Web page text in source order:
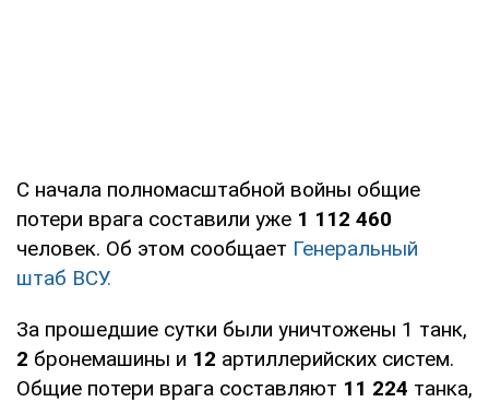
С начала полномасштабной войны общие
потери врага составили уже 1 112 460
человек. Об этом сообщает Генеральный
штаб ВСУ.
За прошедшие сутки были уничтожены 1 танк,
2 бронемашины и 12 артиллерийских систем.
Общие потери врага составляют 11 224 танка,